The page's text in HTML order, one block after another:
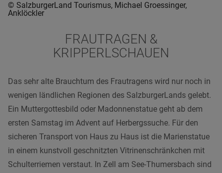
© SalzburgerLand Tourismus, Michael Groessinger,
Anklöckler
FRAUTRAGEN &
KRIPPERLSCHAUEN
Das sehr alte Brauchtum des Frautragens wird nur noch in
wenigen ländlichen Regionen des SalzburgerLands gelebt.
Ein Muttergottesbild oder Madonnenstatue geht ab dem
ersten Samstag im Advent auf Herbergssuche. Für den
sicheren Transport von Haus zu Haus ist die Marienstatue
in einem kunstvoll geschnitzten Vitrinenschränkchen mit
Schulterriemen verstaut. In Zell am See-Thumersbach sind